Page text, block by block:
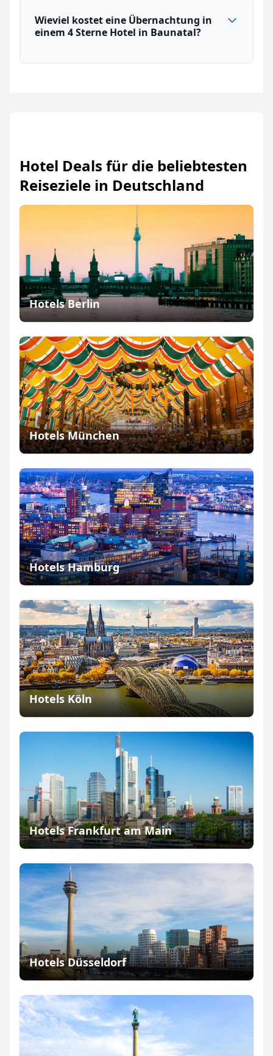
Wieviel kostet eine Übernachtung in
einem 4 Sterne Hotel in Baunatal?
Hotel Deals für die beliebtesten
Reiseziele in Deutschland
Hotels Berlin
Hotels München
Hotels Hamburg
Hotels Köln
Hotels Frankfurt am Main
Hotels Düsseldorf